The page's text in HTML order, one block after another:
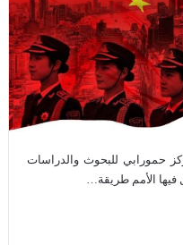
حمورابي للبحوث والدراسات
فيها الأمم طريقة…